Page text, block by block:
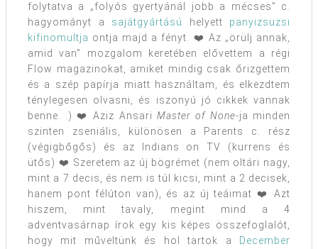
folytatva a „folyós gyertyánál jobb a mécses” c.
hagyományt a sajátgyártású helyett panyizsuzsi
kifinomultja ontja majd a fényt. ❤️ Az „örülj annak,
amid van” mozgalom keretében elővettem a régi
Flow magazinokat, amiket mindig csak őrizgettem
és a szép papírja miatt használtam, és elkezdtem
ténylegesen olvasni, és iszonyú jó cikkek vannak
benne. :) ❤️ Aziz Ansari Master of None-ja minden
szinten zseniális, különösen a Parents c. rész
(végigbőgős) és az Indians on TV (kurrens és
ütős) ❤️ Szeretem az új bögrémet (nem oltári nagy,
mint a 7 decis, és nem is túl kicsi, mint a 2 decisek,
hanem pont félúton van), és az új teáimat ❤️ Azt
hiszem, mint tavaly, megint mind a 4
adventvasárnap írok egy kis képes összefoglalót,
hogy mit műveltünk és hol tartok a
December